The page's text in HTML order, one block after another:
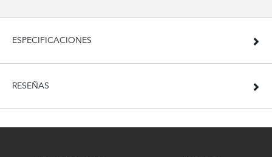
ESPECIFICACIONES
RESEÑAS